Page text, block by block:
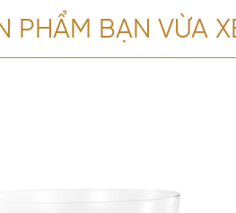
PHẨM BẠN VỪA